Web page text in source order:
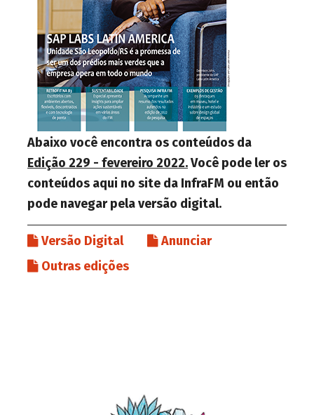
Abaixo você encontra os conteúdos da
Edição 229 - fevereiro 2022.Você pode ler os
conteúdos aqui no site da InfraFM ou então
pode navegar pela versão digital.
Versão Digital
Anunciar
Outras edições